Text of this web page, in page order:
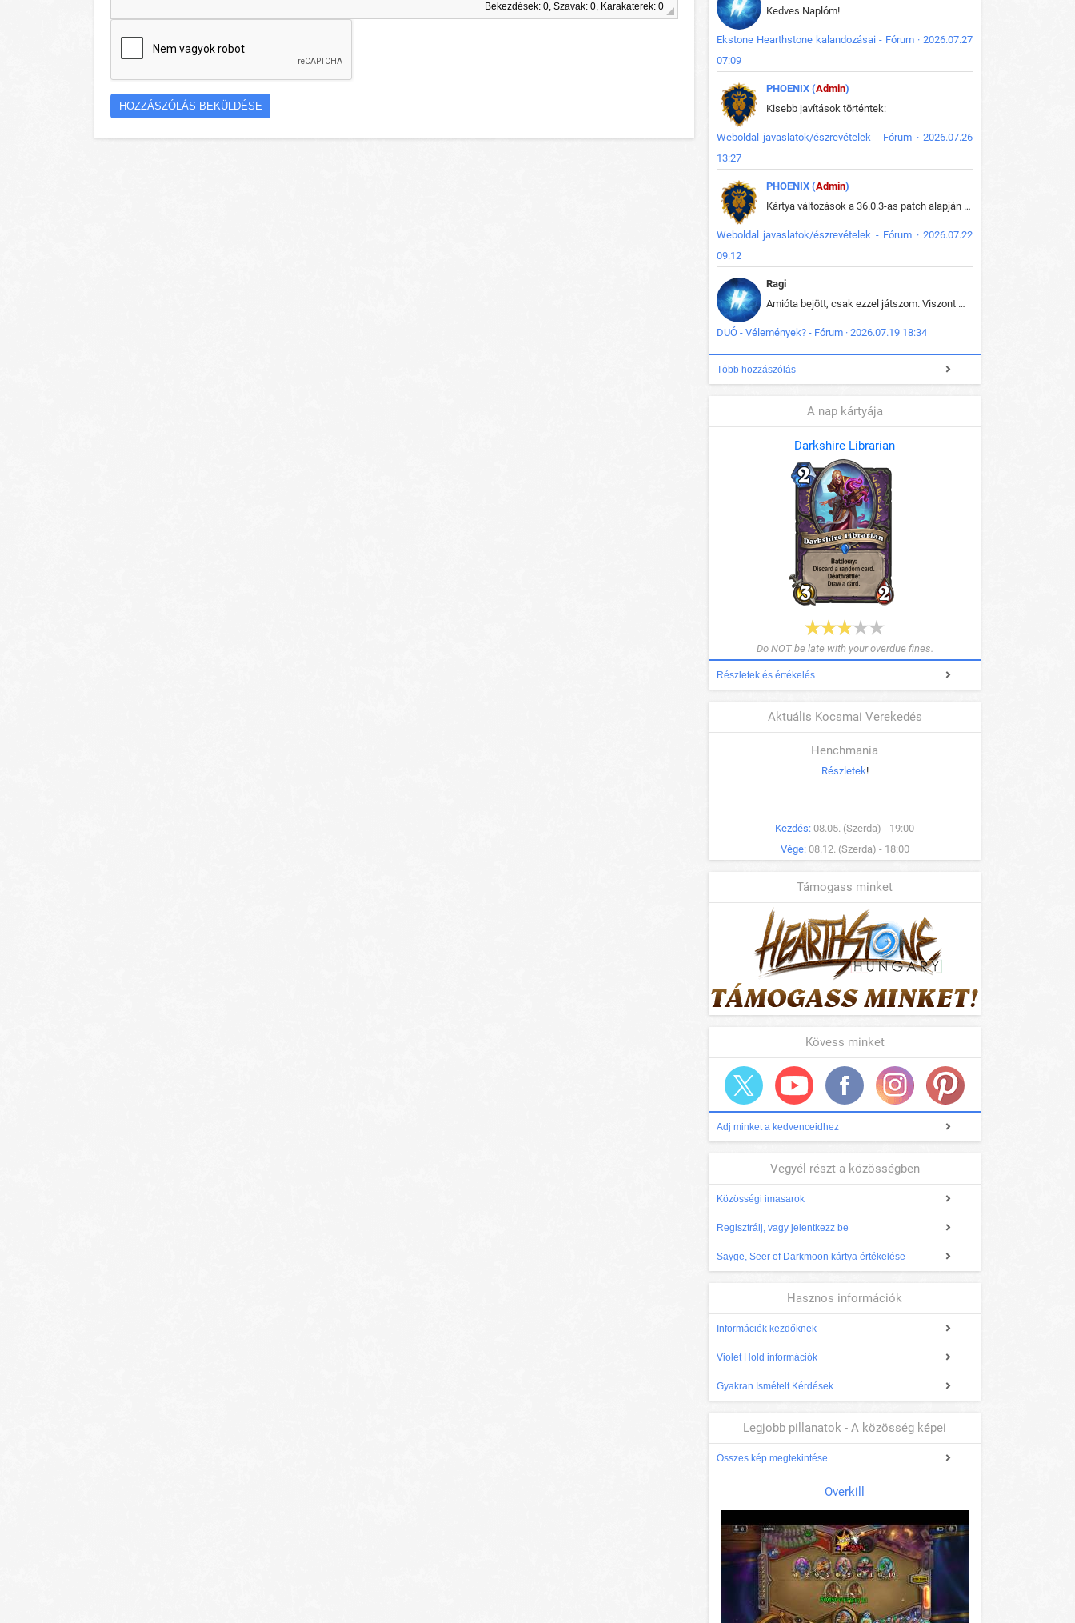
Bekezdések: 0, Szavak: 0, Karakaterek: 0
Kedves Naplóm!
Ekstone Hearthstone kalandozásai - Fórum · 2026.07.27
07:09
PHOENIX (Admin)
Kisebb javítások történtek:
Weboldal javaslatok/észrevételek - Fórum · 2026.07.26
13:27
PHOENIX (Admin)
Kártya változások a 36.0.3-as patch alapján frissítve az adatbázisban (képek is cserélve).
Weboldal javaslatok/észrevételek - Fórum · 2026.07.22
09:12
Ragi
Amióta bejött, csak ezzel játszom. Viszont mint minden más - akár az alapjáték is, ez is baromira összetett lett. Néha már pár kör után is esélytelen az egész. Vagy irreállisan túltápol valaki, vagy lelép a partner, vagy csak hülye mint a segg. És amikor eljönne az én időm, na akkor jön el mindenki másé is. Engem jobban érdekelne, hogy ki milyen ratingen szokott játszani. Na ez lenne egy érdekes adat.
DUÓ - Vélemények? - Fórum · 2026.07.19 18:34
Több hozzászólás
A nap kártyája
Darkshire Librarian
Do NOT be late with your overdue fines.
Részletek és értékelés
Aktuális Kocsmai Verekedés
Henchmania
Részletek!
Kezdés: 08.05. (Szerda) - 19:00
Vége: 08.12. (Szerda) - 18:00
Támogass minket
Kövess minket
Adj minket a kedvenceidhez
Vegyél részt a közösségben
Közösségi imasarok
Regisztrálj, vagy jelentkezz be
Sayge, Seer of Darkmoon kártya értékelése
Hasznos információk
Információk kezdőknek
Violet Hold információk
Gyakran Ismételt Kérdések
Legjobb pillanatok - A közösség képei
Összes kép megtekintése
Overkill